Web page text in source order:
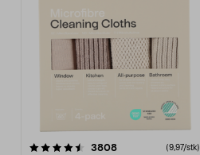
3808anmeldelser(9,97/stk)
4.5av 5 stjerner